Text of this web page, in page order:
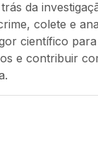
da
colete e
científico para
e contribuir